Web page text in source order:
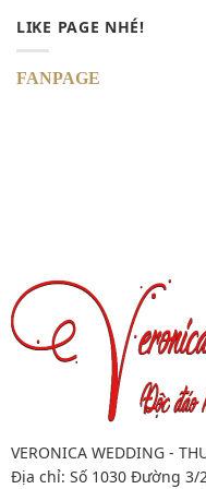
LIKE PAGE NHÉ!
FANPAGE
VERONICA WEDDING -
Địa chỉ: Số 1030 Đường 3/